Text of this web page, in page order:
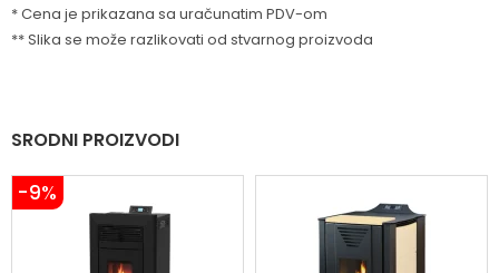
* Cena je prikazana sa uračunatim PDV-om
** Slika se može razlikovati od stvarnog proizvoda
SRODNI PROIZVODI
-9%